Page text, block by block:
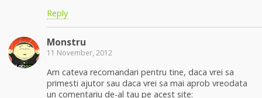
Reply
Monstru
11 November, 2012
Am cateva recomandari pentru tine, daca vrei sa
primesti ajutor sau daca vrei sa mai aprob vreodata
un comentariu de-al tau pe acest site: